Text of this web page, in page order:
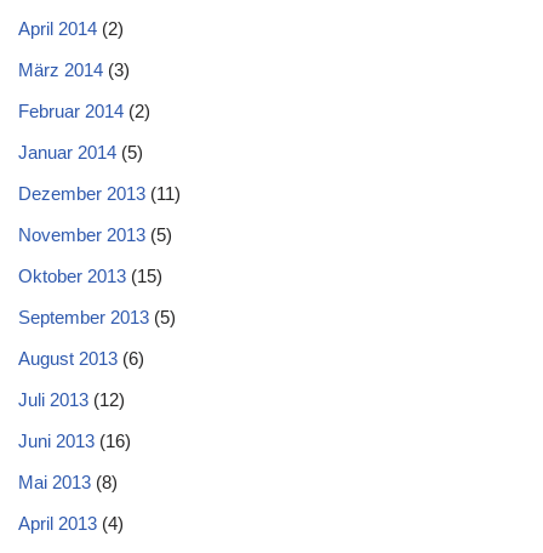
April 2014 (2)
März 2014 (3)
Februar 2014 (2)
Januar 2014 (5)
Dezember 2013 (11)
November 2013 (5)
Oktober 2013 (15)
September 2013 (5)
August 2013 (6)
Juli 2013 (12)
Juni 2013 (16)
Mai 2013 (8)
April 2013 (4)